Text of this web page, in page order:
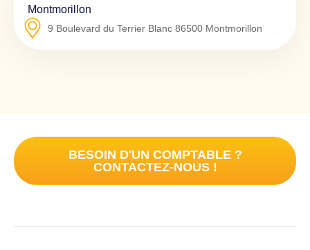
Montmorillon
9 Boulevard du Terrier Blanc 86500 Montmorillon
BESOIN D'UN COMPTABLE ?
CONTACTEZ-NOUS !